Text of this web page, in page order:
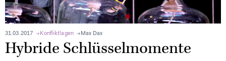
31.03.2017 Konfliktlagen Max Dax
Hybride Schlüsselmomente